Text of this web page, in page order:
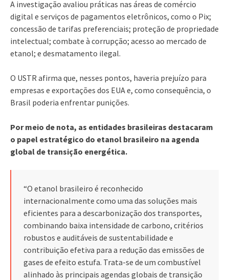
A investigação avaliou práticas nas áreas de comércio
digital e serviços de pagamentos eletrônicos, como o Pix;
concessão de tarifas preferenciais; proteção de propriedade
intelectual; combate à corrupção; acesso ao mercado de
etanol; e desmatamento ilegal.
O USTR afirma que, nesses pontos, haveria prejuízo para
empresas e exportações dos EUA e, como consequência, o
Brasil poderia enfrentar punições.
Por meio de nota, as entidades brasileiras destacaram
o papel estratégico do etanol brasileiro na agenda
global de transição energética.
“O etanol brasileiro é reconhecido
internacionalmente como uma das soluções mais
eficientes para a descarbonização dos transportes,
combinando baixa intensidade de carbono, critérios
robustos e auditáveis de sustentabilidade e
contribuição efetiva para a redução das emissões de
gases de efeito estufa. Trata-se de um combustível
alinhado às principais agendas globais de transição